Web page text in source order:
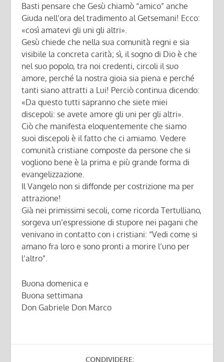
Basti pensare che Gesù chiamò “amico” anche
Giuda nell’ora del tradimento al Getsemani! Ecco:
«così amatevi gli uni gli altri».
Gesù chiede che nella sua comunità regni e sia
visibile la concreta carità; sì, il sogno di Dio è che
nel suo popolo, tra noi credenti, circoli il suo
amore, perché la nostra gioia sia piena e perché
tanti siano attratti a Lui! Perciò continua dicendo:
«Da questo tutti sapranno che siete miei
discepoli: se avete amore gli uni per gli altri».
Ciò che manifesta eloquentemente che siamo
suoi discepoli è il fatto che ci amiamo. Vedere
comunità cristiane composte da persone che si
vogliono bene è la prima e più grande forma di
evangelizzazione.
Il Vangelo non si diffonde per costrizione ma per
attrazione!
Già nei primissimi secoli, come ricorda Tertulliano,
sorgeva un’espressione di stupore nei pagani che
venivano in contatto con i cristiani: “Vedi come si
amano fra loro e sono pronti a morire l’uno per
l’altro”.
Buona domenica e
Buona settimana
Don Gabriele Don Marco
CONDIVIDERE: